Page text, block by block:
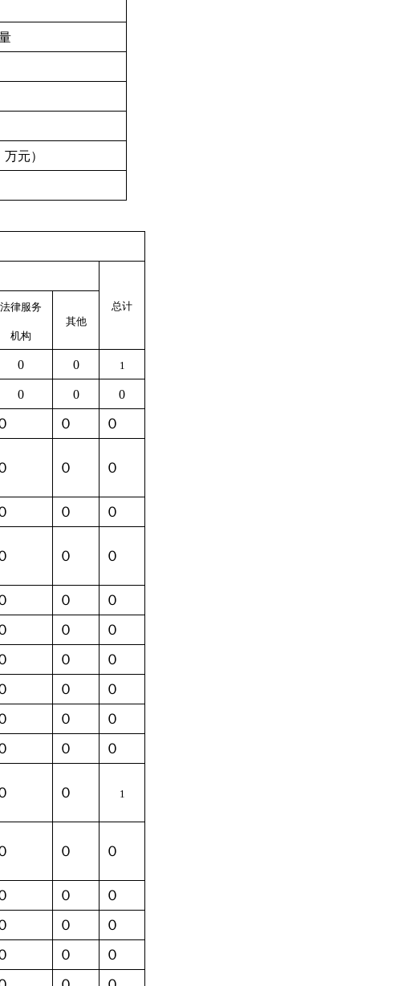
元）
总计
法律服务
机构
其他
0 0 1
0 0 0
０ ０
０ ０
０ ０
０ ０
０ ０
０ ０
０ ０
０ ０
０ ０
０ ０
０ 1
０ ０
０ ０
０ ０
０ ０